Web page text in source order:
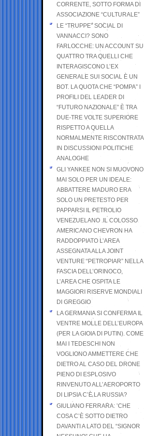
CORRENTE, SOTTO FORMA DI
ASSOCIAZIONE “CULTURALE”
LE “TRUPPE” SOCIAL DI
VANNACCI? SONO
FARLOCCHE: UN ACCOUNT SU
QUATTRO TRA QUELLI CHE
INTERAGISCONO L’EX
GENERALE SUI SOCIAL È UN
BOT. LA QUOTA CHE “POMPA” I
PROFILI DEL LEADER DI
“FUTURO NAZIONALE” È TRA
DUE-TRE VOLTE SUPERIORE
RISPETTO A QUELLA
NORMALMENTE RISCONTRATA
IN DISCUSSIONI POLITICHE
ANALOGHE
GLI YANKEE NON SI MUOVONO
MAI SOLO PER UN IDEALE:
ABBATTERE MADURO ERA
SOLO UN PRETESTO PER
PAPPARSI IL PETROLIO
VENEZUELANO .IL COLOSSO
AMERICANO CHEVRON HA
RADDOPPIATO L’AREA
ASSEGNATA ALLA JOINT
VENTURE “PETROPIAR” NELLA
FASCIA DELL’ORINOCO,
L’AREA CHE OSPITA LE
MAGGIORI RISERVE MONDIALI
DI GREGGIO
LA GERMANIA SI CONFERMA IL
VENTRE MOLLE DELL’EUROPA
(PER LA GIOIA DI PUTIN). COME
MAI I TEDESCHI NON
VOGLIONO AMMETTERE CHE
DIETRO AL CASO DEL DRONE
PIENO DI ESPLOSIVO
RINVENUTO ALL’AEROPORTO
DI LIPSIA C’È LA RUSSIA?
GIULIANO FERRARA: ’CHE
COSA C’È SOTTO DIETRO
DAVANTI A LATO DEL “SIGNOR